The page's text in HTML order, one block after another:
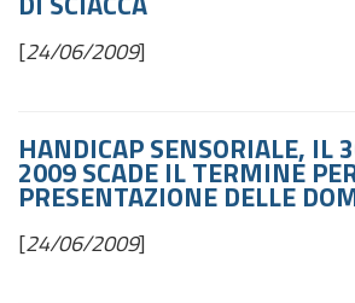
[24/06/2009]
HANDICAP SENSORIALE, IL
2009 SCADE IL TERMINE
PRESENTAZIONE DELLE
[24/06/2009]